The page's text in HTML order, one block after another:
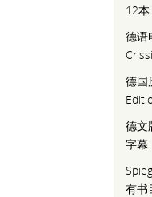
12本
德语
德国
德文
字幕
有书